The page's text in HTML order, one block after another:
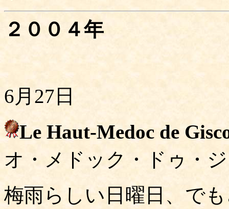
２００４年
6月27日
Le Haut-Medoc de
オ・メドック・ドゥ・
梅雨らしい日曜日、で